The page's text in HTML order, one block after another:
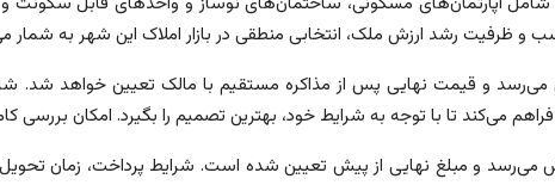
ظرفیت رشد ارزش ملک، انتخابی منطقی در بازار املاک این شهر به شمار
و قیمت نهایی پس از مذاکره مستقیم با مالک تعیین خواهد شد.
می‌کند تا با توجه به شرایط خود، بهترین تصمیم را بگیرد. امکان بررسی
و مبلغ نهایی از پیش تعیین شده است. شرایط پرداخت، زمان تحویل